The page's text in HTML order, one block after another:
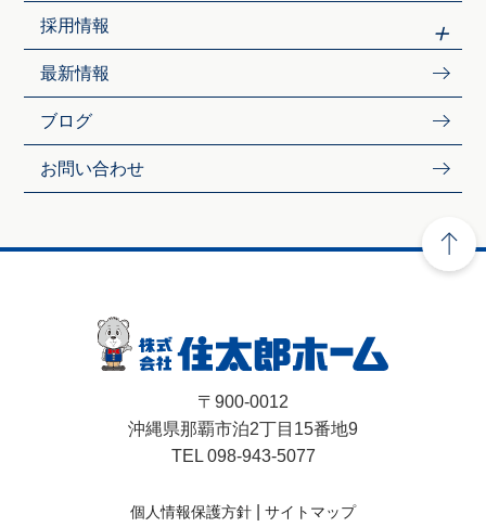
採用情報
最新情報
ブログ
お問い合わせ
〒900-0012
沖縄県那覇市泊2丁目15番地9
TEL 098-943-5077
個人情報保護方針 サイトマップ